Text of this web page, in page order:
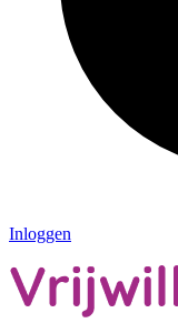
Inloggen